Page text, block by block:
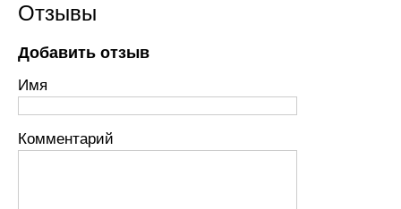
Отзывы
Добавить отзыв
Имя
Комментарий